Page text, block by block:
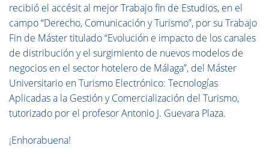
recibió el accésit al mejor Trabajo fin de Estudios, en el
campo “Derecho, Comunicación y Turismo”, por su Trabajo
Fin de Máster titulado “Evolución e impacto de los canales
de distribución y el surgimiento de nuevos modelos de
negocios en el sector hotelero de Málaga”, del Máster
Universitario en Turismo Electrónico: Tecnologías
Aplicadas a la Gestión y Comercialización del Turismo,
tutorizado por el profesor Antonio J. Guevara Plaza.
¡Enhorabuena!